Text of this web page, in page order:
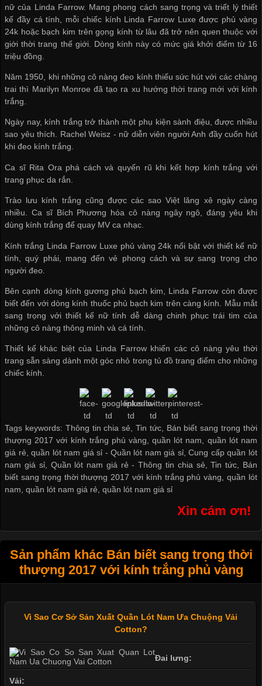
nữ của Linda Farrow. Mang phong cách sang trọng và triết lý thiết
kế đầy cá tính, mỗi chiếc kính Linda Farrow Luxe được phủ vàng
24k hoặc bạch kim trên gọng kính từ lâu đã trở nên quen thuộc với
giới thời trang thế giới. Dòng kính này có mức giá khởi điểm từ 16
triệu đồng.
Năm 1950, khi những cô nàng đeo kính thiếu sức hút với các chàng
trai thì Marilyn Monroe đã tạo ra xu hướng thời trang mới với kính
trắng.
Ngày nay, kính trắng trở thành một phụ kiện sành điệu, được nhiều
sao yêu thích. Rachel Weisz - nữ diễn viên người Anh đầy cuốn hút
khi đeo kính trắng.
Ca sĩ Rita Ora phá cách và quyến rũ khi kết hợp kính trắng với
trang phục da rắn.
Trào lưu kính trắng cũng được các sao Việt lăng xê ngày càng
nhiều. Ca sĩ Bích Phương hóa cô nàng ngây ngô, đáng yêu khi
dùng kính trắng để quay MV ca nhạc.
Kính trắng Linda Farrow Luxe phủ vàng 24k nổi bật với thiết kế nữ
tính, quý phái, mang đến vẻ phong cách và sự sang trọng cho
người đeo.
Bên cạnh dòng kính gương phủ bạch kim, Linda Farrow còn được
biết đến với dòng kính thuốc phủ bạch kim trên càng kính. Mẫu mắt
sang trọng với thiết kế nữ tính dễ dàng chinh phục trái tim của
những cô nàng thông minh và cá tính.
Thiết kế khác biệt của Linda Farrow khiến các cô nàng yêu thời
trang sẵn sàng dành một góc nhỏ trong tủ đồ trang điểm cho những
chiếc kính.
Tags keywords: Thông tin chia sẻ, Tin tức, Bán biết sang trọng thời
thượng 2017 với kính trắng phủ vàng, quần lót nam, quần lót nam
giá rẻ, quần lót nam giá sỉ - Quần lót nam giá sỉ,Cung cấp quần lót
nam giá sỉ, Quần lót nam giá rẻ -Thông tin chia sẻ ,Tin tức
Bán
biết sang trọng thời thượng 2017 với kính trắng phủ vàng ,quần lót
nam ,quần lót nam giá rẻ ,quần lót nam giá sỉ
Xin cám ơn!
Sản phẩm khác Bán biết sang trọng thời
thượng 2017 với kính trắng phủ vàng
Vì Sao Cơ Sở Sản Xuất Quần Lót Nam Ưa Chuộng Vải
Cotton?
Đai lưng:
Vải: